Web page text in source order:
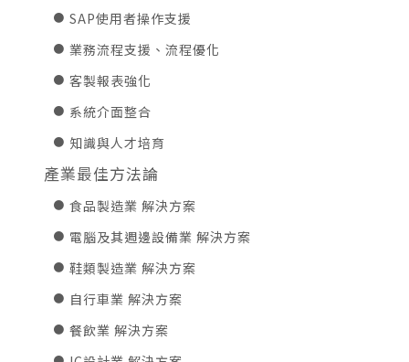
SAP使用者操作支援
業務流程支援、流程優化
客製報表強化
系統介面整合
知識與人才培育
產業最佳方法論
食品製造業 解決方案
電腦及其週邊設備業 解決方案
鞋類製造業 解決方案
自行車業 解決方案
餐飲業 解決方案